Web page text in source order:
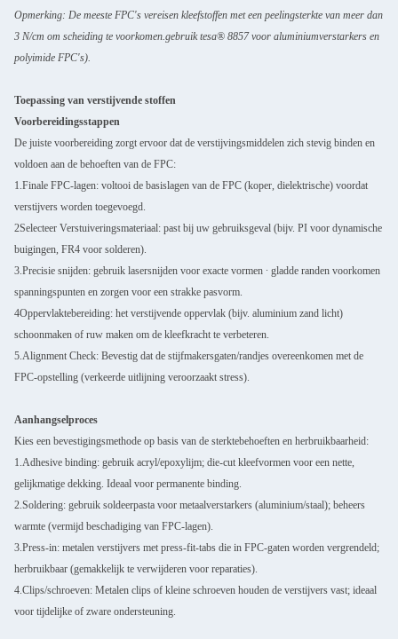
Opmerking: De meeste FPC's vereisen kleefstoffen met een peelingsterkte van meer dan
3 N/cm om scheiding te voorkomen.gebruik tesa® 8857 voor aluminiumverstarkers en
polyimide FPC's).
Toepassing van verstijvende stoffen
Voorbereidingsstappen
De juiste voorbereiding zorgt ervoor dat de verstijvingsmiddelen zich stevig binden en
voldoen aan de behoeften van de FPC:
1.Finale FPC-lagen: voltooi de basislagen van de FPC (koper, dielektrische) voordat
verstijvers worden toegevoegd.
2Selecteer Verstuiveringsmateriaal: past bij uw gebruiksgeval (bijv. PI voor dynamische
buigingen, FR4 voor solderen).
3.Precisie snijden: gebruik lasersnijden voor exacte vormen ∙ gladde randen voorkomen
spanningspunten en zorgen voor een strakke pasvorm.
4Oppervlaktebereiding: het verstijvende oppervlak (bijv. aluminium zand licht)
schoonmaken of ruw maken om de kleefkracht te verbeteren.
5.Alignment Check: Bevestig dat de stijfmakersgaten/randjes overeenkomen met de
FPC-opstelling (verkeerde uitlijning veroorzaakt stress).
Aanhangselproces
Kies een bevestigingsmethode op basis van de sterktebehoeften en herbruikbaarheid:
1.Adhesive binding: gebruik acryl/epoxylijm; die-cut kleefvormen voor een nette,
gelijkmatige dekking. Ideaal voor permanente binding.
2.Soldering: gebruik soldeerpasta voor metaalverstarkers (aluminium/staal); beheers
warmte (vermijd beschadiging van FPC-lagen).
3.Press-in: metalen verstijvers met press-fit-tabs die in FPC-gaten worden vergrendeld;
herbruikbaar (gemakkelijk te verwijderen voor reparaties).
4.Clips/schroeven: Metalen clips of kleine schroeven houden de verstijvers vast; ideaal
voor tijdelijke of zware ondersteuning.